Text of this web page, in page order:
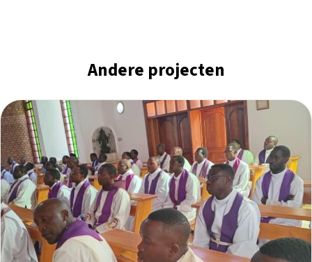
Andere projecten